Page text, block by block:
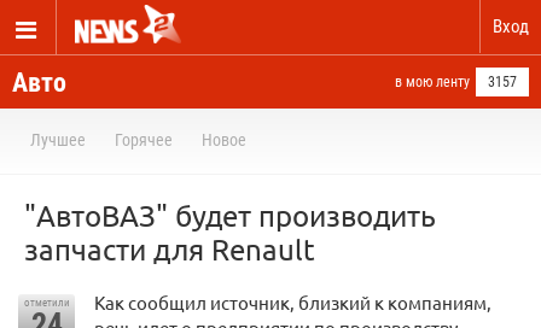
Вход
Авто в мою ленту 3157
Лучшее Горячее Новое
"АвтоВАЗ" будет производить
запчасти для Renault
отметили
Как сообщил источник, близкий к компаниям,